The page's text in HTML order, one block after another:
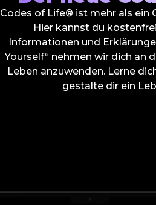
Codes of Life® ist mehr als ein
Hier kannst du
Informationen und
Yourself“ nehmen wir dich an
Leben anzuwenden. Lerne
gestalte dir ein